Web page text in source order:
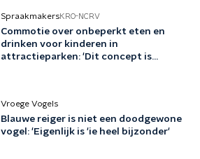
SpraakmakersKRO-NCRV
Commotie over onbeperkt eten en
drinken voor kinderen in
attractieparken: 'Dit concept is
Vroege Vogels
Blauwe reiger is niet een doodgewone
vogel: 'Eigenlijk is 'ie heel bijzonder'